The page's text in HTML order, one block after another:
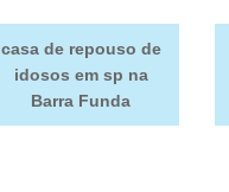
casa de repouso de
idosos em sp na
Barra Funda